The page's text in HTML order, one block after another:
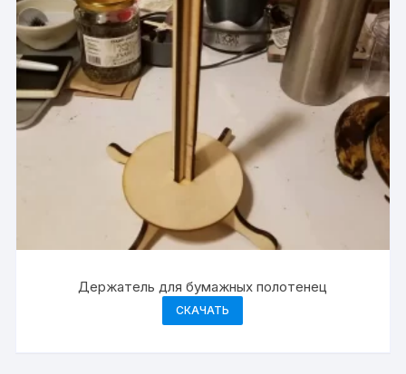
Держатель для бумажных полотенец
СКАЧАТЬ